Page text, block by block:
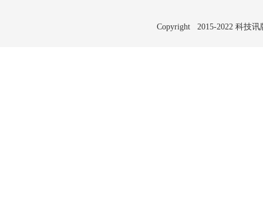
Copyright 2015-2022 科技